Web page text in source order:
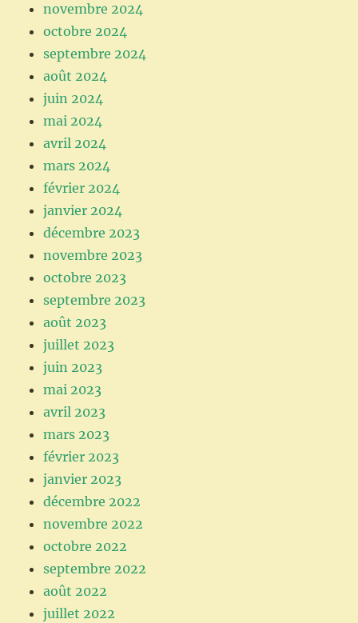
novembre 2024
octobre 2024
septembre 2024
août 2024
juin 2024
mai 2024
avril 2024
mars 2024
février 2024
janvier 2024
décembre 2023
novembre 2023
octobre 2023
septembre 2023
août 2023
juillet 2023
juin 2023
mai 2023
avril 2023
mars 2023
février 2023
janvier 2023
décembre 2022
novembre 2022
octobre 2022
septembre 2022
août 2022
juillet 2022